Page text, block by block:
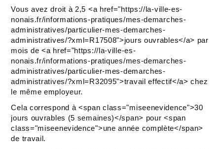
Vous avez droit à 2,5 <a href="https://la-ville-es-
nonais.fr/informations-pratiques/mes-demarches-
administratives/particulier-mes-demarches-
administratives/?xml=R17508">jours ouvrables</a> par
mois de <a href="https://la-ville-es-
nonais.fr/informations-pratiques/mes-demarches-
administratives/particulier-mes-demarches-
administratives/?xml=R32095">travail effectif</a> chez
le même employeur.
Cela correspond à <span class="miseenevidence">30
jours ouvrables (5 semaines)</span> pour <span
class="miseenevidence">une année complète</span>
de travail.